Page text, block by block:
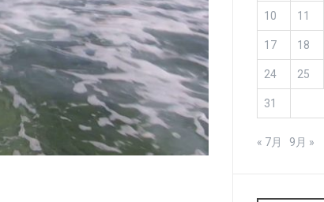
10 11
17 18
24 25
31
« 7月 9月 »